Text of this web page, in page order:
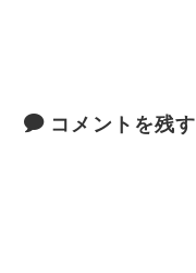
コメントを残す